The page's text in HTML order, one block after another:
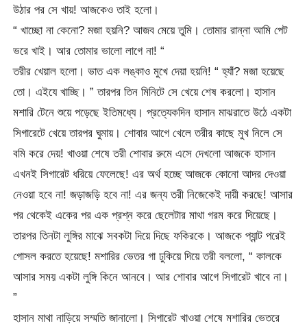
উঠার পর সে খায়! আজকেও তাই হলো।
“ খাচ্ছো না কেনো? মজা হয়নি? আজব মেয়ে তুমি। তোমার রান্না আমি পেট
ভরে খাই। আর তোমার ভালো লাগে না! “
তরীর খেয়াল হলো। ভাত এক লঙ্কাও মুখে দেয়া হয়নি! “ হ্যাঁ? মজা হয়েছে
তো। এইযে খাচ্ছি। ” তারপর তিন মিনিটে সে খেয়ে শেষ করলো। হাসান
মশারি টেনে শুয়ে পড়েছে ইতিমধ্যে। প্রত্যেকদিন হাসান মাঝরাতে উঠে একটা
সিগারেটে খেয়ে তারপর ঘুমায়। শোবার আগে খেলে তরীর কাছে মুখ নিলে সে
বমি করে দেয়! খাওয়া শেষে তরী শোবার রুমে এসে দেখলো আজকে হাসান
এখনই সিগারেট ধরিয়ে ফেলেছে! এর অর্থ হচ্ছে আজকে কোনো আদর দেওয়া
নেওয়া হবে না! জড়াজড়ি হবে না! এর জন্য তরী নিজেকেই দায়ী করছে! আসার
পর থেকেই একের পর এক প্রশ্ন করে ছেলেটার মাথা গরম করে দিয়েছে।
তারপর তিনটা লুঙ্গির মাঝে সবকটা দিয়ে দিছে ফকিরকে। আজকে প্যান্ট পরেই
গোসল করতে হয়েছে! মশারির ভেতর গা ঢুকিয়ে দিয়ে তরী বললো, “ কালকে
আসার সময় একটা লুঙ্গি কিনে আনবে। আর শোবার আগে সিগারেট খাবে না।
”
হাসান মাথা নাড়িয়ে সম্মতি জানালো। সিগারেট খাওয়া শেষে মশারির ভেতরে